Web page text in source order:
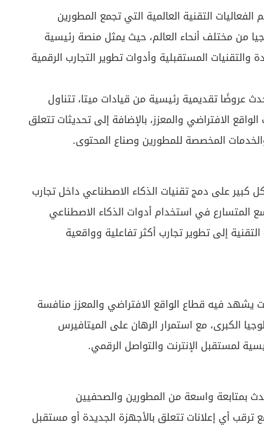
التقنية العالمية التي تجمع المطورين
من مختلف أنحاء العالم، حيث يمثل منصة رئيسية
المستقبلية وأدوات تطوير التجارب الرقمية
عروضًا تقديمية رئيسية من قيادات ميتا، تتناول
الافتراضي والمعزز، بالإضافة إلى تحديثات تتعلق
المخصصة للمطورين وصناع المحتوى.
كبير على دمج تقنيات الذكاء الاصطناعي داخل تجارب
المتسارع في استخدام أدوات الذكاء الاصطناعي
إلى تطوير تجارب أكثر تفاعلية وواقعية
يشهد فيه قطاع الواقع الافتراضي والمعزز منافسة
الكبرى، مع استمرار الرهان على الميتافيرس
لمستقبل الإنترنت والتواصل الرقمي.
بمتابعة واسعة من المطورين والصحفيين
ترقب أي إعلانات تتعلق بالأجهزة الجديدة أو مستقبل